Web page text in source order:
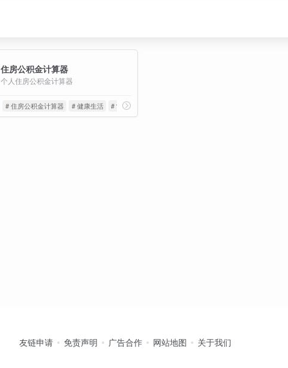
住房公积金计算器
个人住房公积金计算器
# 住房公积金计算器 # 健康生活 # 常用查询
友链申请 免责声明 广告合作 网站地图 关于我们